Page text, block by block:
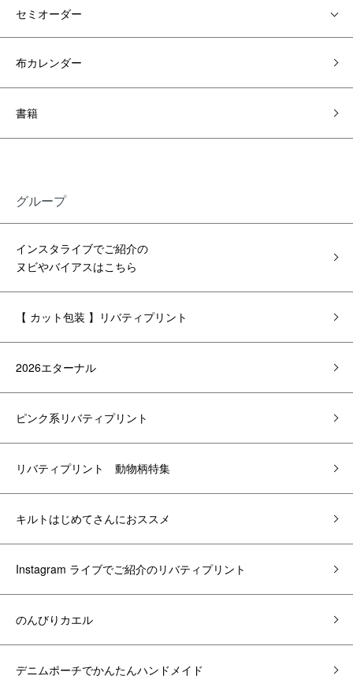
セミオーダー
布カレンダー
書籍
グループ
インスタライブでご紹介の
ヌビやバイアスはこちら
【 カット包装 】リバティプリント
2026エターナル
ピンク系リバティプリント
リバティプリント 動物柄特集
キルトはじめてさんにおススメ
Instagram ライブでご紹介のリバティプリント
のんびりカエル
デニムポーチでかんたんハンドメイド